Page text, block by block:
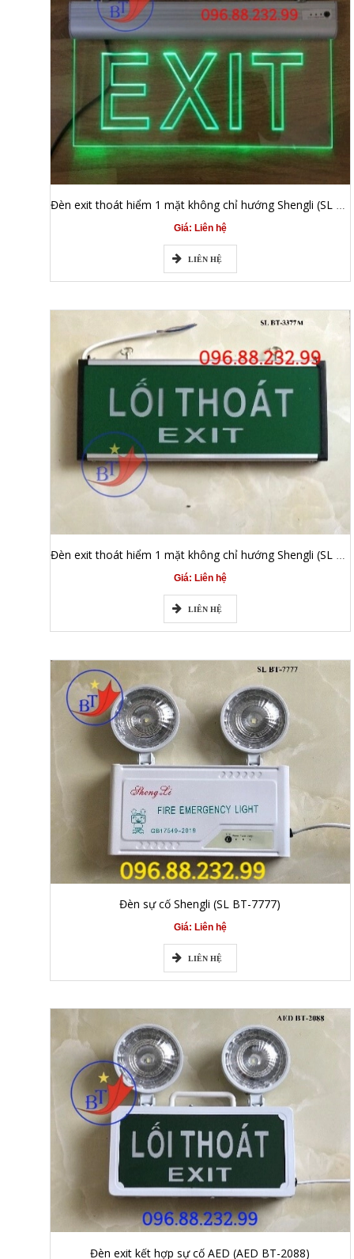
Đèn exit thoát hiểm 1 mặt không chỉ hướng Shengli (SL BT-3799M)
Giá: Liên hệ
LIÊN HỆ
Đèn exit thoát hiểm 1 mặt không chỉ hướng Shengli (SL BT-3377M)
Giá: Liên hệ
LIÊN HỆ
Đèn sự cố Shengli (SL BT-7777)
Giá: Liên hệ
LIÊN HỆ
Đèn exit kết hợp sự cố AED (AED BT-2088)